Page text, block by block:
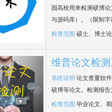
国高校用来检测硕博
与源码库）。（限制字
检查范围 硕士、博士
维普论文检
系统说明 论文查重软
硕博等论文。检测报
检查范围 毕业论文、